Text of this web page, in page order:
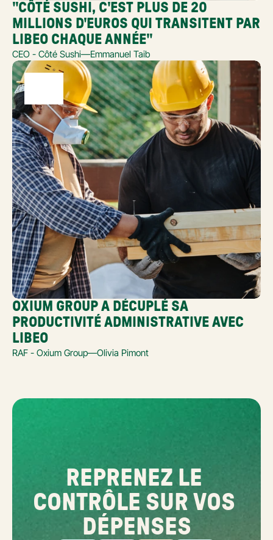
"CÔTÉ SUSHI, C'EST PLUS DE 20
MILLIONS D'EUROS QUI TRANSITENT PAR
LIBEO CHAQUE ANNÉE"
CEO - Côté Sushi—Emmanuel Taib
OXIUM GROUP A DÉCUPLÉ SA
PRODUCTIVITÉ ADMINISTRATIVE AVEC
LIBEO
RAF - Oxium Group—Olivia Pimont
REPRENEZ LE
CONTRÔLE SUR VOS
DÉPENSES